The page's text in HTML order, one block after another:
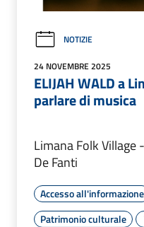
NOTIZIE
24 NOVEMBRE 2025
ELIJAH WALD a
parlare di musica
Limana Folk Village
De Fanti
Accesso all'informazione
Patrimonio culturale